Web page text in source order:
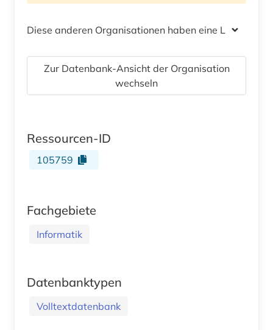
Diese anderen Organisationen haben eine Lizenz
Zur Datenbank-Ansicht der Organisation
wechseln
Ressourcen-ID
105759
Fachgebiete
Informatik
Datenbanktypen
Volltextdatenbank